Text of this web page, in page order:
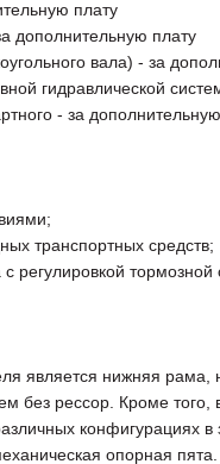
плату
дополнительную плату
вала) - за
гидравлической
- за
транспортных средств;
регулировкой
является нижняя рама,
без рессор. Кроме
конфигурациях в
опорная пята.